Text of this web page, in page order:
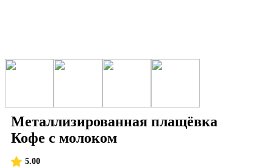
Металлизированная плащёвка
Кофе с молоком
5.00